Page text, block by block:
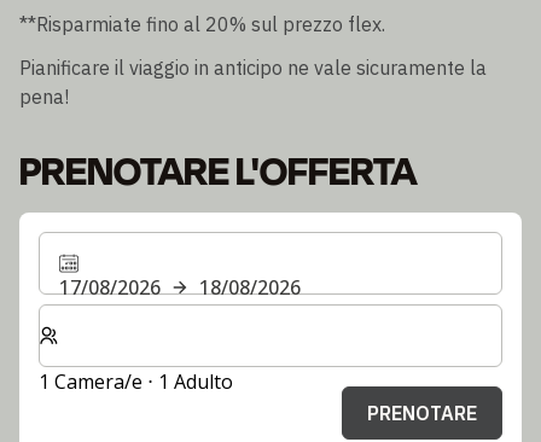
**Risparmiate fino al 20% sul prezzo flex.
Pianificare il viaggio in anticipo ne vale sicuramente la
pena!
PRENOTARE L'OFFERTA
17/08/2026
18/08/2026
Selezionare il numero di camere e di ospiti per il
1 Camera/e ⋅ 1 Adulto
PRENOTARE